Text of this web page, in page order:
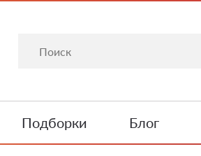
Подборки Блог